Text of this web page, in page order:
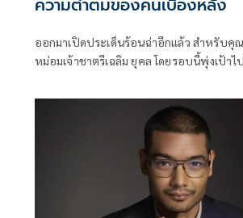
ความต่ำตมของคนเบื้องหลัง
ออกมาเปิดประเด็นร้อนฉ่าอีกแล้ว สำหรับคุ
หม่อมเจ้าชาตรีเฉลิม ยุคล โดยรอบนี้พุ่งเป้า
แสดง หรือนักแสดงโดนถ่าย Love Scene เอ
Sexual Harassment ใน Social Media ของตั
บอกออกมาเตือนด้วยความหวังดี ถ้าล้ำเส้นเ
การแจ้งความอาญา ในขณะที่นักแสดงหนุ่ม โ
ออกมาโพสต์ข้อความแจ้งเตือนภัยให้ระวังถู